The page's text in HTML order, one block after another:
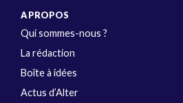
A PROPOS
Qui sommes-nous ?
La rédaction
Boîte à idées
Actus d’Alter